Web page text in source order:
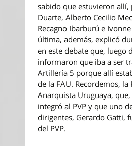
sabido que estuvieron allí,
Duarte, Alberto Cecilio
Recagno Ibarburú e
última, además, explicó
en este debate que, luego
informaron que iba a ser
Artillería 5 porque allí
de la FAU. Recordemos, la
Anarquista Uruguaya,
integró al PVP y que uno
dirigentes, Gerardo Gatti,
del PVP.